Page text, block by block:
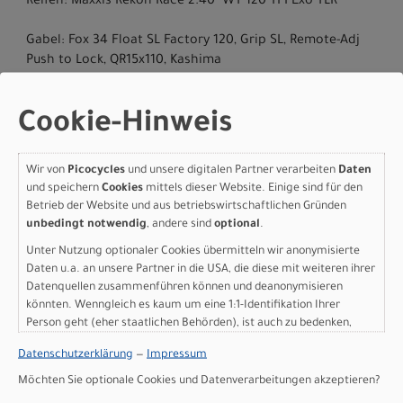
Gabel: Fox 34 Float SL Factory 120, Grip SL, Remote-Adj
Push to Lock, QR15x110, Kashima
Kassette: Sram XX-1299 Eagle SL 10-52t 12-Speed
Kette: Sram XX-SL Eagle 12-Speed
Steuersatz: Alloy 1-1/2", Black Oxidated Bearing
Lenker: OC Mountain Performance MP10 Carbon, Cockpit,
Width 760
Sattel: Selle Italia SLR Boost Carbon Fill, Carbon Rail Ø7x9
mm
Cookie-Hinweis
Wir von Picocycles und unsere digitalen Partner verarbeiten Daten
und speichern Cookies mittels dieser Website. Einige sind für den
Betrieb der Website und aus betriebswirtschaftlichen Gründen
unbedingt notwendig, andere sind optional.
Unter Nutzung optionaler Cookies übermitteln wir anonymisierte
Daten u.a. an unsere Partner in die USA, die diese mit weiteren ihrer
Datenquellen zusammenführen können und deanonymisieren
könnten. Wenngleich es kaum um eine 1:1-Identifikation Ihrer
Person geht (eher staatlichen Behörden), ist auch zu bedenken,
sind wie bei uns in der Europäischen Union.
Datenschutzerklärung — Impressum
Möchten Sie optionale Cookies und Datenverarbeitungen akzeptieren?